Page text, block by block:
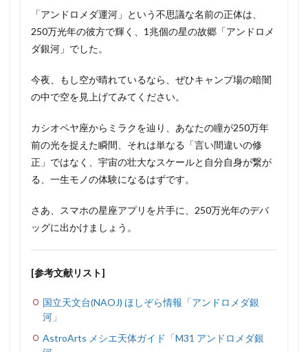
「アンドロメダ運河」という不思議な名前の正体は、
250万光年の彼方で輝く、1兆個の星の故郷「アンドロメ
ダ銀河」でした。
今夜、もし空が晴れているなら、ぜひキャンプ場の暗闇
の中で空を見上げてみてください。
カシオペヤ座からミラクを辿り、あなたの瞳が250万年
前の光を捉えた瞬間、それは単なる「言い間違いの修
正」ではなく、宇宙の壮大なスケールと自分自身が繋が
る、一生モノの体験になるはずです。
さあ、スマホの星座アプリを片手に、250万光年のデバ
ッグに出かけましょう。
[参考文献リスト]
国立天文台(NAOJ) ほしぞら情報「アンドロメダ銀
河」
AstroArts メシエ天体ガイド「M31 アンドロメダ銀